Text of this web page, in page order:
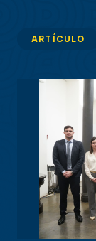
ARTÍCULO